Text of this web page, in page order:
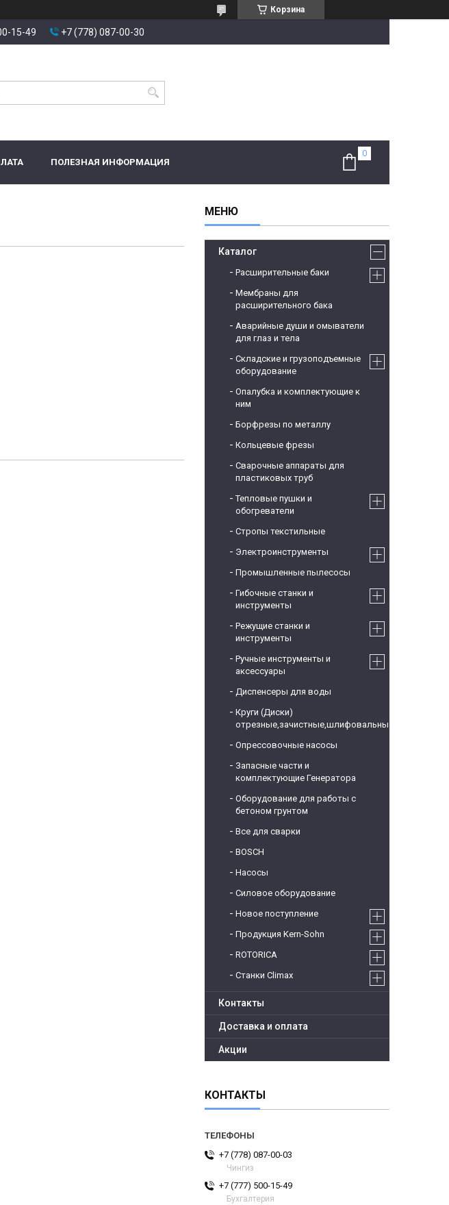
Корзина
15-49 +7 (778) 087-00-30
ПОЛЕЗНАЯ ИНФОРМАЦИЯ
Каталог
Расширительные баки
Мембраны для
расширительного бака
Аварийные души и омыватели
для глаз и тела
Складские и грузоподъемные
оборудование
Опалубка и комплектующие к
ним
Борфрезы по металлу
Кольцевые фрезы
Сварочные аппараты для
пластиковых труб
Тепловые пушки и
обогреватели
Стропы текстильные
Электроинструменты
Промышленные пылесосы
Гибочные станки и
инструменты
Режущие станки и
инструменты
Ручные инструменты и
аксессуары
Диспенсеры для воды
Круги (Диски)
отрезные,зачистные,шлифовальные
Опрессовочные насосы
Запасные части и
комплектующие Генератора
Оборудование для работы с
бетоном грунтом
Все для сварки
BOSCH
Насосы
Силовое оборудование
Новое поступление
Продукция Kern-Sohn
ROTORICA
Станки Climax
Контакты
Доставка и оплата
Акции
КОНТАКТЫ
+7 (778) 087-00-03
Чингиз
+7 (777) 500-15-49
Бухгалтерия